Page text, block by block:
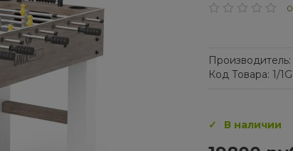
Производитель:
Код Товара: 1/
В наличии